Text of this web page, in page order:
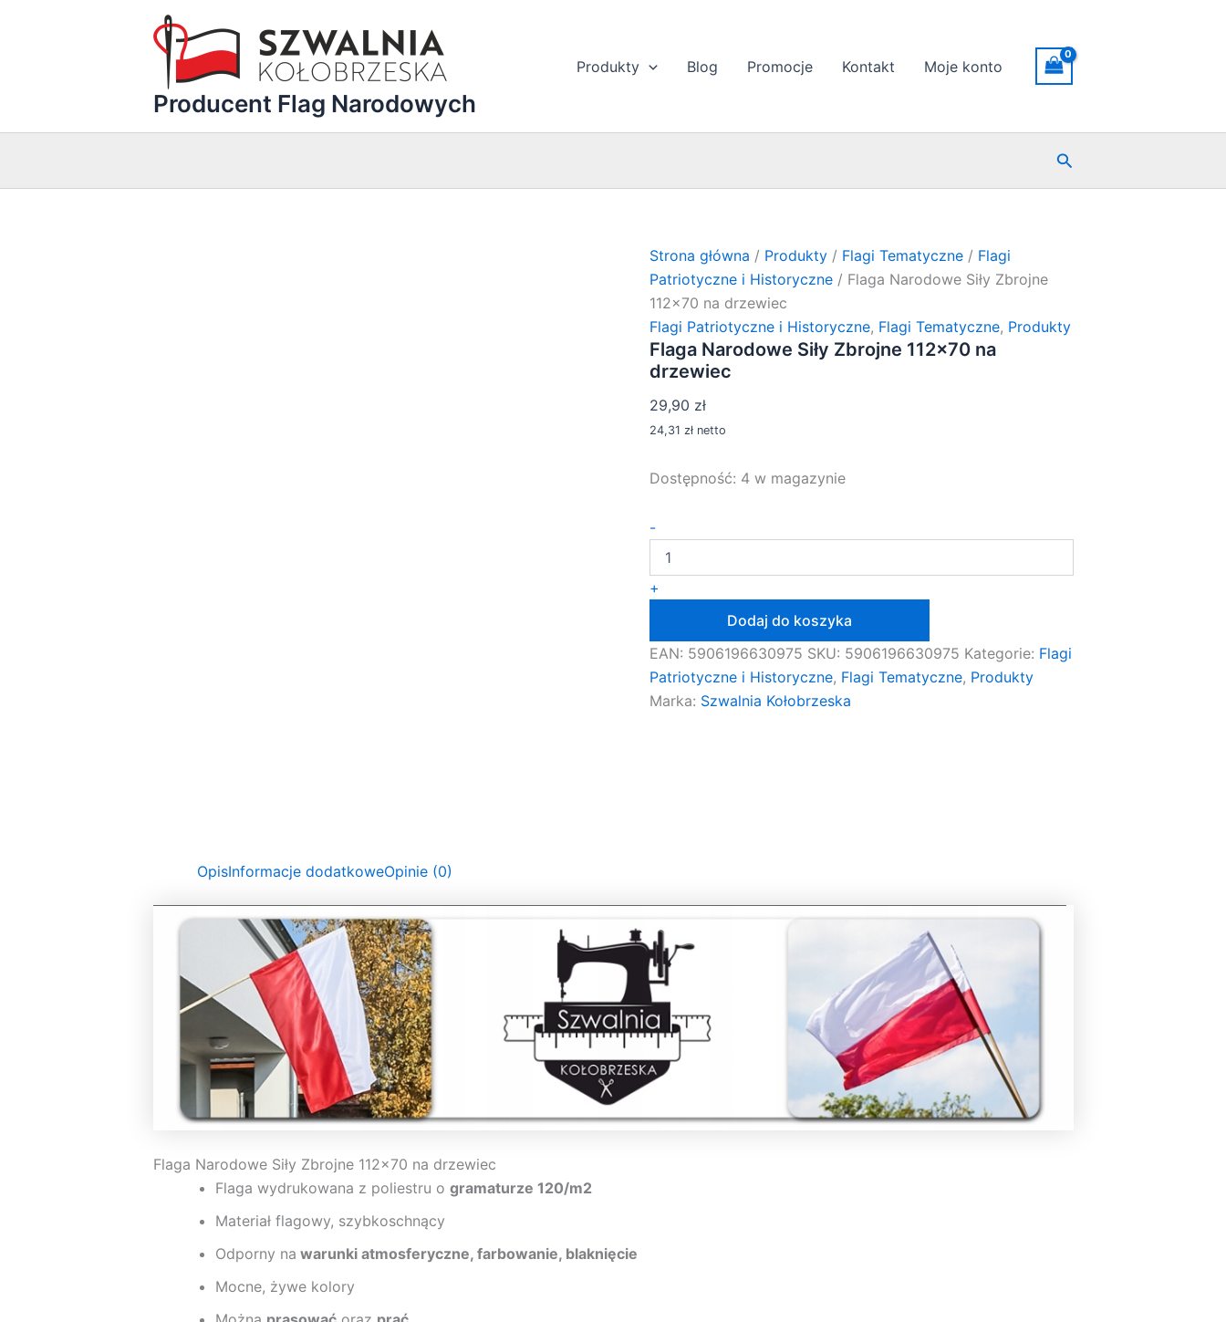
Producent Flag Narodowych
Produkty Blog Promocje Kontakt Moje konto
Szukaj
Strona główna / Produkty / Flagi Tematyczne / Flagi
Patriotyczne i Historyczne / Flaga Narodowe Siły Zbrojne
112×70 na drzewiec
Flagi Patriotyczne i Historyczne, Flagi Tematyczne, Produkty
Flaga Narodowe Siły Zbrojne 112×70 na
drzewiec
29,90 zł
24,31zł netto
Dostępność: 4 w magazynie
-
Flaga
Narodowe
Siły
Zbrojne
drzewiec
+
Dodaj do koszyka
EAN: 5906196630975 SKU: 5906196630975 Kategorie: Flagi
Patriotyczne i Historyczne, Flagi Tematyczne, Produkty
Marka: Szwalnia Kołobrzeska
OpisInformacje dodatkoweOpinie (0)
Flaga Narodowe Siły Zbrojne 112×70 na drzewiec
Flaga wydrukowana z poliestru o gramaturze 120/m2
Materiał flagowy, szybkoschnący
Odporny na warunki atmosferyczne, farbowanie, blaknięcie
Mocne, żywe kolory